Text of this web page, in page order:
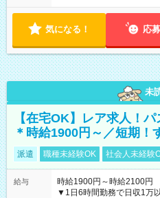
気になる！ 応
未
【在宅OK】レア求人！
＊時給1900円～／短期！
派遣 職種未経験OK 社会人未経験
給与
時給1900円～時給2100
▼1日6時間勤務で日収1万